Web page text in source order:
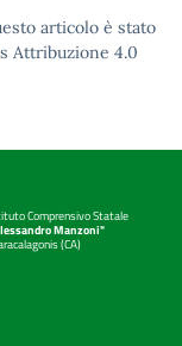
articolo è stato
Attribuzione 4.0
Comprensivo Statale
Manzoni"
(CA)